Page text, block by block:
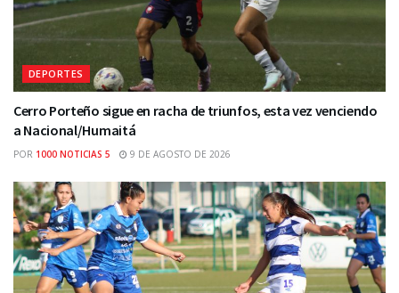
DEPORTES
Cerro Porteño sigue en racha de triunfos, esta vez venciendo
a Nacional/Humaitá
POR 1000 NOTICIAS 5 9 DE AGOSTO DE 2026